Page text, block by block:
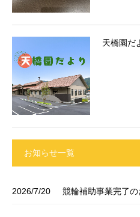
天橋園だ
お知らせ一覧
2026/7/20 競輪補助事業完了